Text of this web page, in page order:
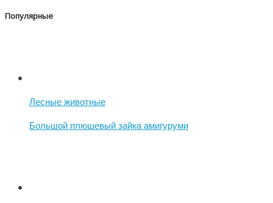
Популярные
Лесные животные
Большой плюшевый зайка амигуруми